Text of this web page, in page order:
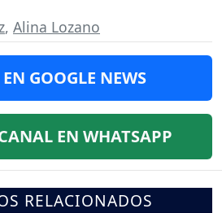
, Alina Lozano
GOOGLE NEWS
EN WHATSAPP
RELACIONADOS